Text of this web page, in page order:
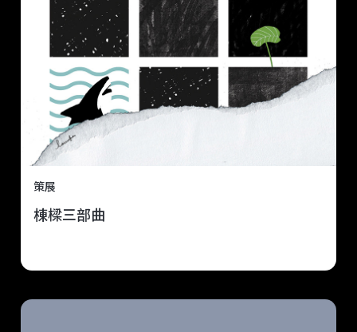
策展
棟樑三部曲